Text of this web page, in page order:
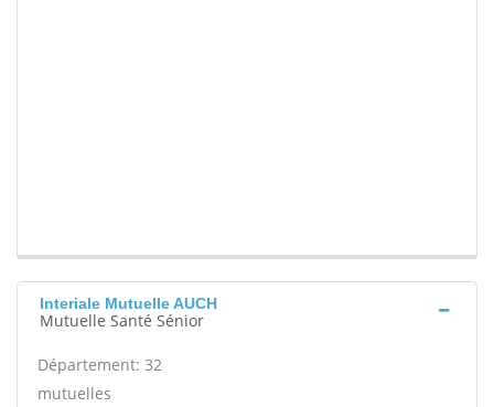
Interiale Mutuelle AUCH
Mutuelle Santé Sénior
Département: 32
mutuelles